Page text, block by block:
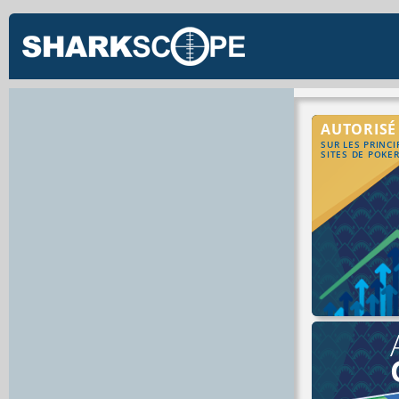
AUTORISÉ
SUR LES
SITES DE POKER